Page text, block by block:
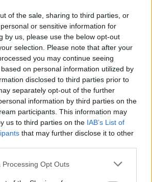
of the sale, sharing to third parties, or
or sensitive information for
by us, please use the below opt-out
selection. Please note that after your
you may continue seeing
on personal information utilized by
disclosed to third parties prior to
separately opt-out of the further
information by third parties on the
participants. This information may
us to third parties on the IAB’s List of
that may further disclose it to other
website/app uses one or more Google
Processing Opt Outs
a WeLiveSecurity
védhetik meg magukat az
ilyen üzenetet kaptak a